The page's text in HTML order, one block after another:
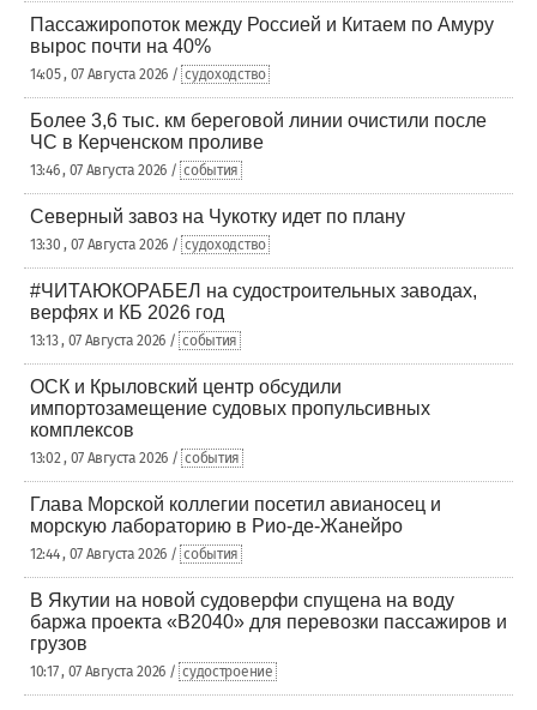
Пассажиропоток между Россией и Китаем по Амуру
вырос почти на 40%
14:05 , 07 Августа 2026 / судоходство
Более 3,6 тыс. км береговой линии очистили после
ЧС в Керченском проливе
13:46 , 07 Августа 2026 / события
Северный завоз на Чукотку идет по плану
13:30 , 07 Августа 2026 / судоходство
#ЧИТАЮКОРАБЕЛ на судостроительных заводах,
верфях и КБ 2026 год
13:13 , 07 Августа 2026 / события
ОСК и Крыловский центр обсудили
импортозамещение судовых пропульсивных
комплексов
13:02 , 07 Августа 2026 / события
Глава Морской коллегии посетил авианосец и
морскую лабораторию в Рио-де-Жанейро
12:44 , 07 Августа 2026 / события
В Якутии на новой судоверфи спущена на воду
баржа проекта «В2040» для перевозки пассажиров и
грузов
10:17 , 07 Августа 2026 / судостроение